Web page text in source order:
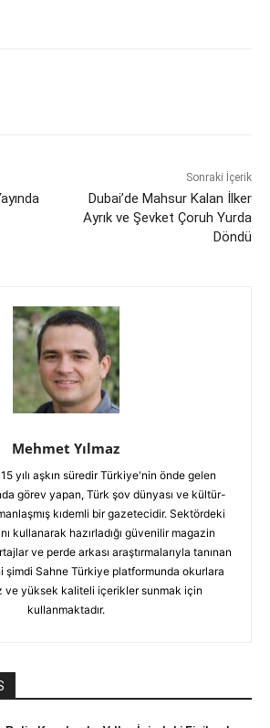
Sonraki İçerik
Dubai’de Mahsur Kalan İlker
Ayrık ve Şevket Çoruh Yurda
Döndü
Mehmet Yılmaz
yılı aşkın süredir Türkiye'nin önde gelen
görev yapan, Türk şov dünyası ve kültür-
kıdemli bir gazetecidir. Sektördeki
kullanarak hazırladığı güvenilir magazin
ve perde arkası araştırmalarıyla tanınan
şimdi Sahne Türkiye platformunda okurlara
ve yüksek kaliteli içerikler sunmak için
kullanmaktadır.